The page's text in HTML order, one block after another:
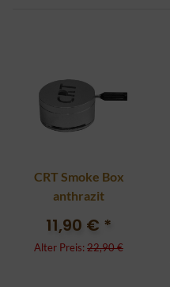
CRT Smoke Box
anthrazit
11,90 € *
Alter Preis: 22,90 €